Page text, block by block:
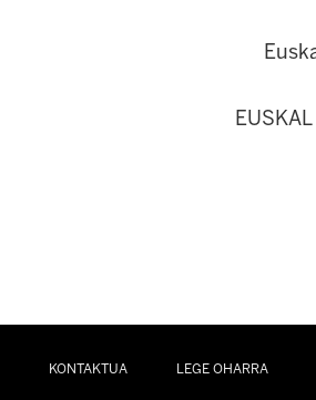
KONTAKTUA LEGE OHARRA